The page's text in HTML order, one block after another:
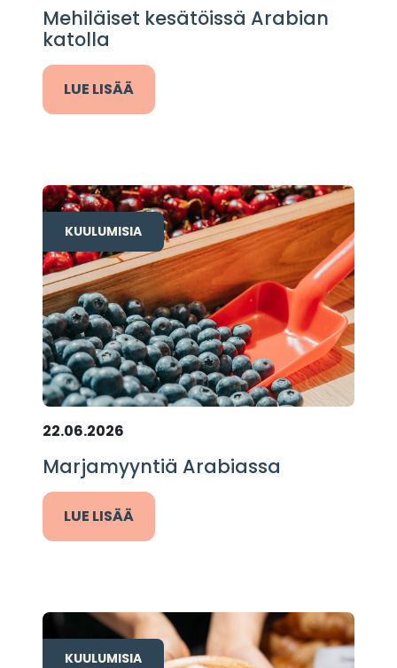
Mehiläiset kesätöissä Arabian
katolla
LUE LISÄÄ
KUULUMISIA
22.06.2026
Marjamyyntiä Arabiassa
LUE LISÄÄ
KUULUMISIA